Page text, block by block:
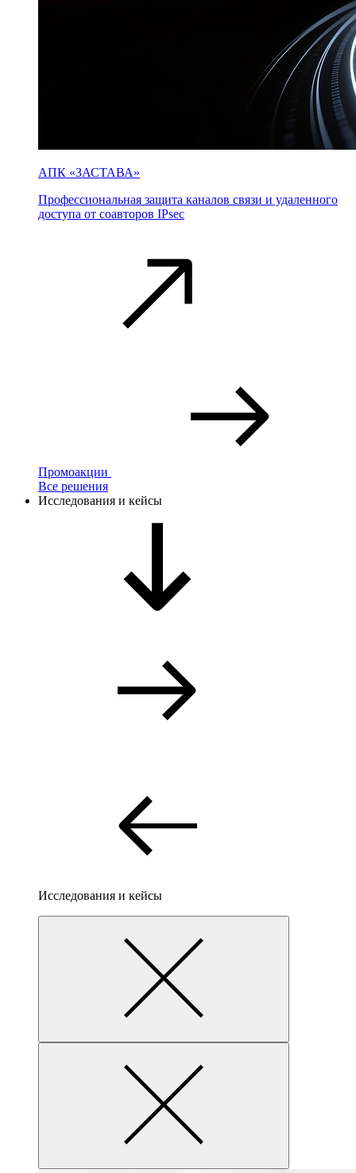
АПК «ЗАСТАВА»
Профессиональная защита каналов связи и удаленного
доступа от соавторов IPsec
Промоакции
Все решения
Исследования и кейсы
Исследования и кейсы